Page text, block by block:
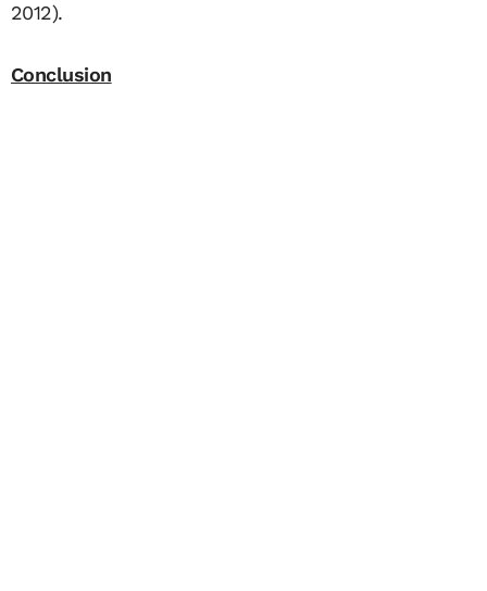
2012).
Conclusion